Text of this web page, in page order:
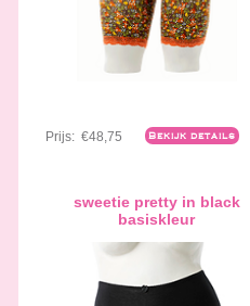
Prijs: €48,75 Bekijk details
sweetie pretty in black
basiskleur